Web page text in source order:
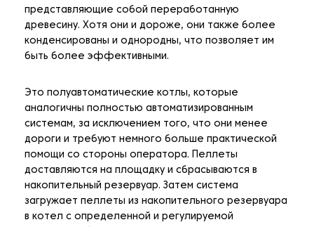
представляющие собой переработанную
древесину. Хотя они и дороже, они также более
конденсированы и однородны, что позволяет им
быть более эффективными.
Это полуавтоматические котлы, которые
аналогичны полностью автоматизированным
системам, за исключением того, что они менее
дороги и требуют немного больше практической
помощи со стороны оператора. Пеллеты
доставляются на площадку и сбрасываются в
накопительный резервуар. Затем система
загружает пеллеты из накопительного резервуара
в котел с определенной и регулируемой